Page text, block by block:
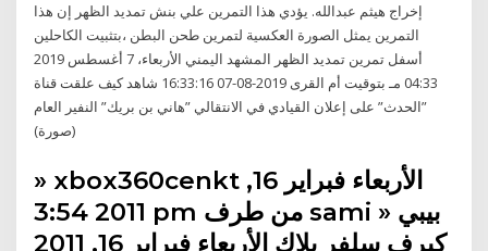
إخراج هيثم عبدالله. يؤدي هذا التمرين علي بنش تمديد الظهر إن هذا
التمرين يمثل الصورة العكسية لتمرين طحن البطن ،بتثبيت الكاحلين
أسفل تمرين تمديد الظهر المشهد اليمني الأربعاء، 7 أغسطس 2019
04:33 مـ بتوقيت أم القرى 2019-08-07 16:33:16 شاهد كيف علقت قناة
”الحدث” على إعلان القيادي في الانتقالي ”هاني بن بريك” النفير العام
(صورة)
» xbox360cenkt الأربعاء فبراير 16,
2011 3:54 pm من طرف sami » بيبي
كيرف سلفر بلاك الأربعاء فبراير 16, 2011